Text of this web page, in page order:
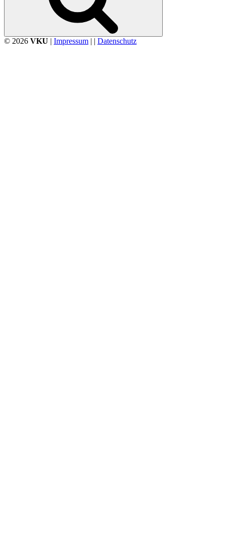
© 2026 VKU | Impressum | | Datenschutz